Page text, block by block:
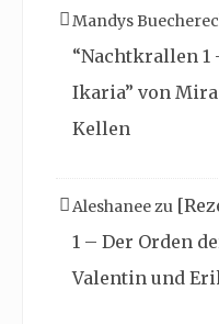
Mandys
“Nachtkrallen 1
Ikaria” von
Kellen
Aleshaneezu
1 – Der Orden
Valentin und